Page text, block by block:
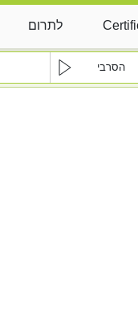
לתרום
הסרבי